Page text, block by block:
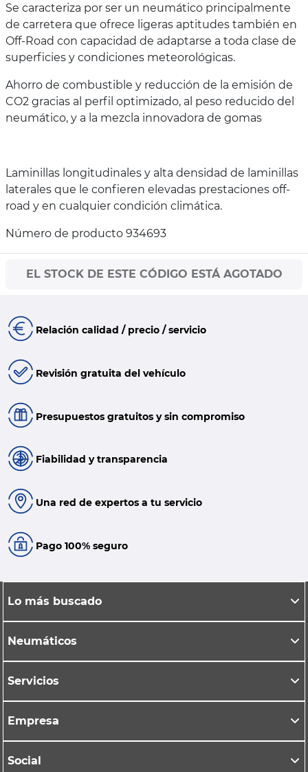
Se caracteriza por ser un neumático principalmente
de carretera que ofrece ligeras aptitudes también en
Off-Road con capacidad de adaptarse a toda clase de
superficies y condiciones meteorológicas.
Ahorro de combustible y reducción de la emisión de
CO2 gracias al perfil optimizado, al peso reducido del
neumático, y a la mezcla innovadora de gomas
Laminillas longitudinales y alta densidad de laminillas
laterales que le confieren elevadas prestaciones off-
road y en cualquier condición climática.
Número de producto 934693
EL STOCK DE ESTE CÓDIGO ESTÁ AGOTADO
Relación calidad / precio / servicio
Revisión gratuita del vehículo
Presupuestos gratuitos y sin compromiso
Fiabilidad y transparencia
Una red de expertos a tu servicio
Pago 100% seguro
Lo más buscado
Neumáticos
Servicios
Empresa
Social